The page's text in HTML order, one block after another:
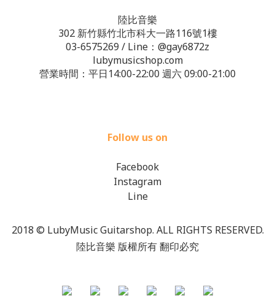
陸比音樂
302 新竹縣竹北市科大一路116號1樓
03-6575269 / Line： @gay6872z
lubymusicshop.com
營業時間：平日14:00-22:00 週六 09:00-21:00
Follow us on
Facebook
Instagram
Line
2018 © LubyMusic Guitarshop. ALL RIGHTS RESERVED.
陸比音樂 版權所有 翻印必究